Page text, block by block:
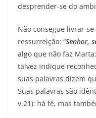
desprender-se do
Não consegue livrar-
ressurreição: “Senhor,
algo que não faz
talvez indique
suas palavras dizem
Suas palavras são
v.21): há fé, mas